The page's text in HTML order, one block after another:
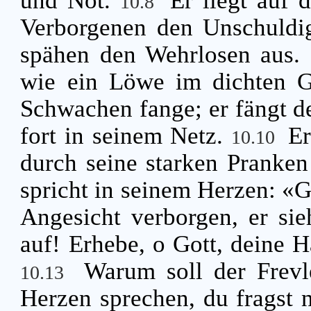
Verborgenen den
spähen den Wehrlosen aus.
wie ein Löwe im dichten
Schwachen fange; er fängt
fort in seinem Netz. 10.10
durch seine starken
spricht in seinem Herzen:
Angesicht verborgen, er
auf! Erhebe, o Gott, deine
10.13
Warum soll der
Herzen sprechen, du fragst